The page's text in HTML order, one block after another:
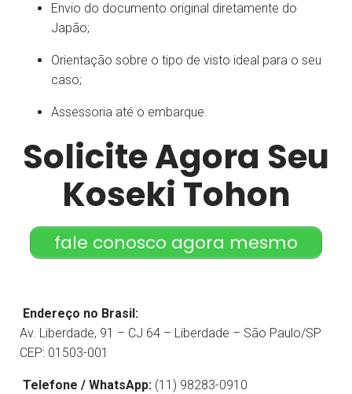
Envio do documento original diretamente do
Japão;
Orientação sobre o tipo de visto ideal para o seu
caso;
Assessoria até o embarque.
Solicite Agora Seu
Koseki Tohon
fale conosco agora mesmo
Endereço no Brasil:
Av. Liberdade, 91 – CJ 64 – Liberdade – São Paulo/SP
CEP: 01503-001
Telefone / WhatsApp: (11) 98283-0910